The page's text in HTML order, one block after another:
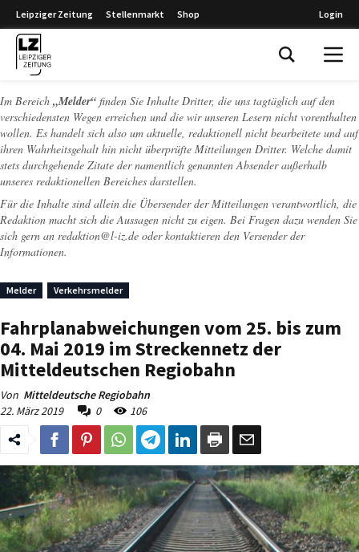
Leipziger Zeitung Stellenmarkt Shop Login
Im Bereich „Melder“ finden Sie Inhalte Dritter, die uns tagtäglich auf den
verschiedensten Wegen erreichen und die wir unseren Lesern nicht vorenthalten
wollen. Es handelt sich also um aktuelle, redaktionell nicht bearbeitete und auf
ihren Wahrheitsgehalt hin nicht überprüfte Mitteilungen Dritter. Welche damit
stets durchgehende Zitate der namentlich genannten Absender außerhalb
unseres redaktionellen Bereiches darstellen.
Für die Inhalte sind allein die Übersender der Mitteilungen verantwortlich, die
Redaktion macht sich die Aussagen nicht zu eigen. Bei Fragen dazu wenden Sie
sich gern an redaktion@l-iz.de oder kontaktieren den Versender der
Informationen.
Melder Verkehrsmelder
Fahrplanabweichungen vom 25. bis zum
04. Mai 2019 im Streckennetz der
Mitteldeutschen Regiobahn
Von Mitteldeutsche Regiobahn
22. März 2019
0 106